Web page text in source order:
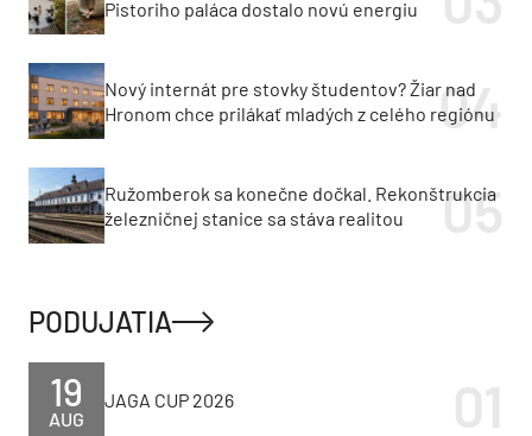
Pistoriho paláca dostalo novú energiu
Nový internát pre stovky študentov? Žiar nad
Hronom chce prilákať mladých z celého regiónu
Ružomberok sa konečne dočkal. Rekonštrukcia
železničnej stanice sa stáva realitou
PODUJATIA
AUG
19 JAGA CUP 2026